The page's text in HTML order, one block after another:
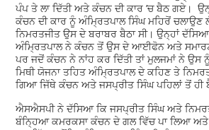
ਪੰਪ ਤੇ ਲਾ ਦਿੱਤੀ ਅਤੇ ਕੰਚਨ ਦੀ ਕਾਰ ’ਚ ਬੈਠ ਗਏ।
ਕੰਚਨ ਦੀ ਕਾਰ ਨੂੰ ਅੰਮ੍ਰਿਤਪਾਲ ਸਿੰਘ ਮਹਿਰੋਂ
ਨਿਮਰਤਜੀਤ ਉਸ ਦੇ ਬਰਾਬਰ ਬੈਠਾ ਸੀ। ਉਨ੍ਹਾਂ
ਅੰਮ੍ਰਿਤਪਾਲ ਨੇ ਕੰਚਨ ਤੋਂ ਉਸ ਦੇ ਆਈਫੋਨ ਅਤੇ
ਪਰ ਜਦੋਂ ਕੰਚਨ ਨੇ ਨਾਂਹ ਕਰ ਦਿੱਤੀ ਤਾਂ ਮੁਲਜਮਾਂ ਨੇ
ਮਿਥੀ ਯੋਜਨਾ ਤਹਿਤ ਅੰਮ੍ਰਿਤਪਾਲ ਦੇ ਕਹਿਣ ਤੇ
ਗਿਆ ਜਿੱਥੇ ਕੰਚਨ ਅਤੇ ਜਸਪ੍ਰੀਤ ਸਿੰਘ ਪਹਿਲਾਂ ਤੋਂ ਹੀ
ਐਸਐਸਪੀ ਨੇ ਦੱਸਿਆ ਕਿ ਜਸਪ੍ਰੀਤ ਸਿੰਘ ਅਤੇ
ਬੰਨਿ੍ਹਆ ਕਮਰਕਸਾ ਕੰਚਨ ਦੇ ਗਲ ਵਿੱਚ ਪਾ ਲਿਆ ਅਤੇ